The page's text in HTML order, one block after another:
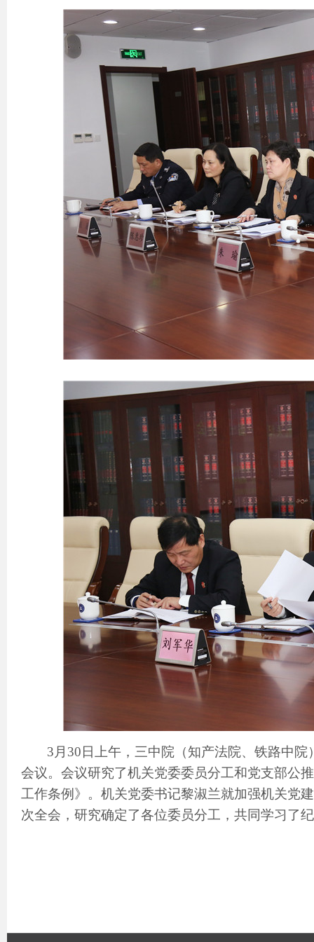
3月30日上午，三中院（知产法院、铁路中
会议。会议研究了机关党委委员分工和党支部公
工作条例》。机关党委书记黎淑兰就加强机关党
次全会，研究确定了各位委员分工，共同学习了